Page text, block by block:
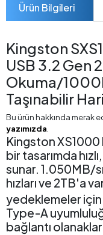
Ürün Bilgileri
Kingston
USB 3.2 Gen
Okuma/
Taşınabilir
Bu ürün hakkında merak
yazımızda
Kingston
bir tasarımda
sunar. 1.050MB/
hızları ve 2TB'a
yedeklemeler
Type-A
bağlantı